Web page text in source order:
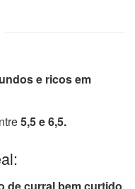
e ricos em
5,5 e 6,5.